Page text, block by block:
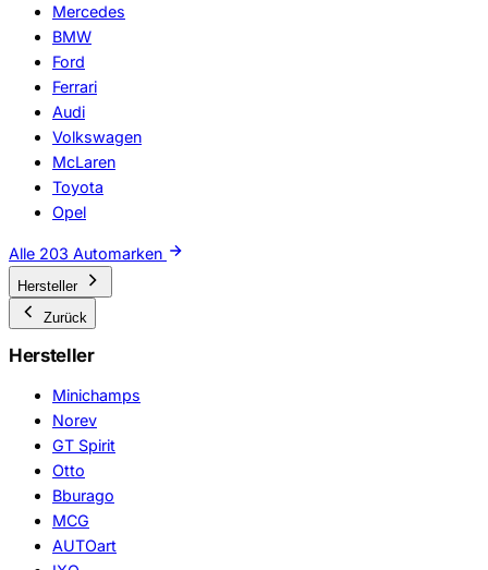
Mercedes
BMW
Ford
Ferrari
Audi
Volkswagen
McLaren
Toyota
Opel
Alle 203 Automarken
Hersteller
Zurück
Hersteller
Minichamps
Norev
GT Spirit
Otto
Bburago
MCG
AUTOart